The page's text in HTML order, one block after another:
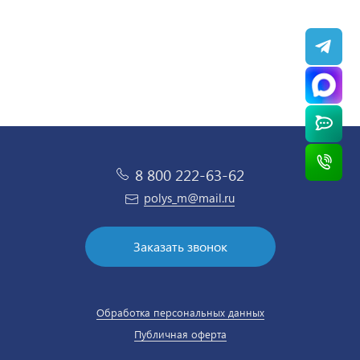
8 800 222-63-62
polys_m@mail.ru
Заказать звонок
Обработка персональных данных
Публичная оферта